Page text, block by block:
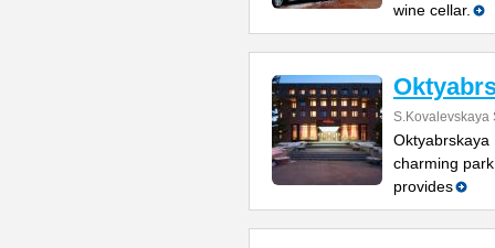
wine cellar.
S.Kovalevskaya
Oktyabrskaya
charming
provides